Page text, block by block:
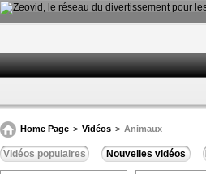
Home Page > Vidéos > Animaux
Vidéos populaires Nouvelles vidéos